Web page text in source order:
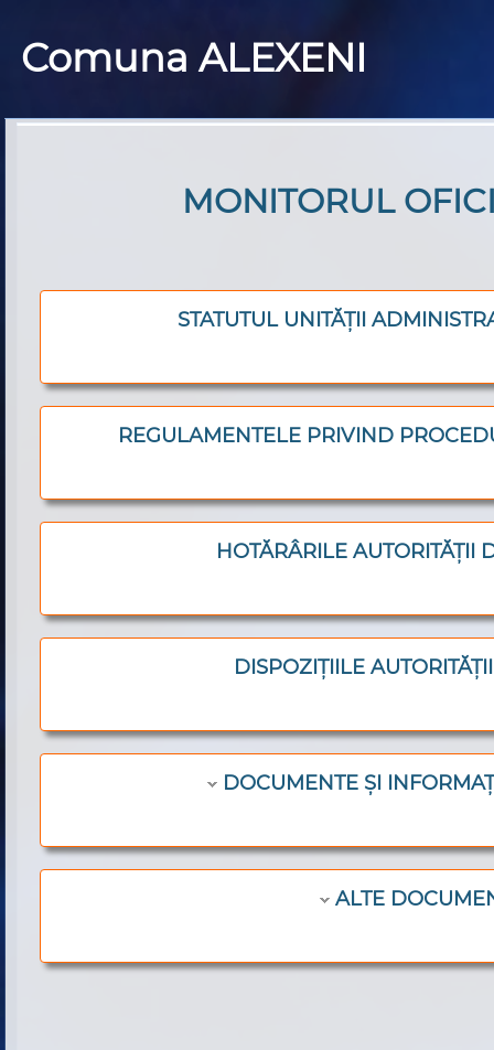
Comuna ALEXENI
MONITORUL
STATUTUL UNITĂȚII
REGULAMENTELE PRIVIND
HOTĂRÂRILE AUTORITĂȚII
DISPOZIȚIILE
DOCUMENTE ȘI
ALTE